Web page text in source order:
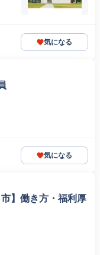
気になる
気になる
】働き方・福利厚